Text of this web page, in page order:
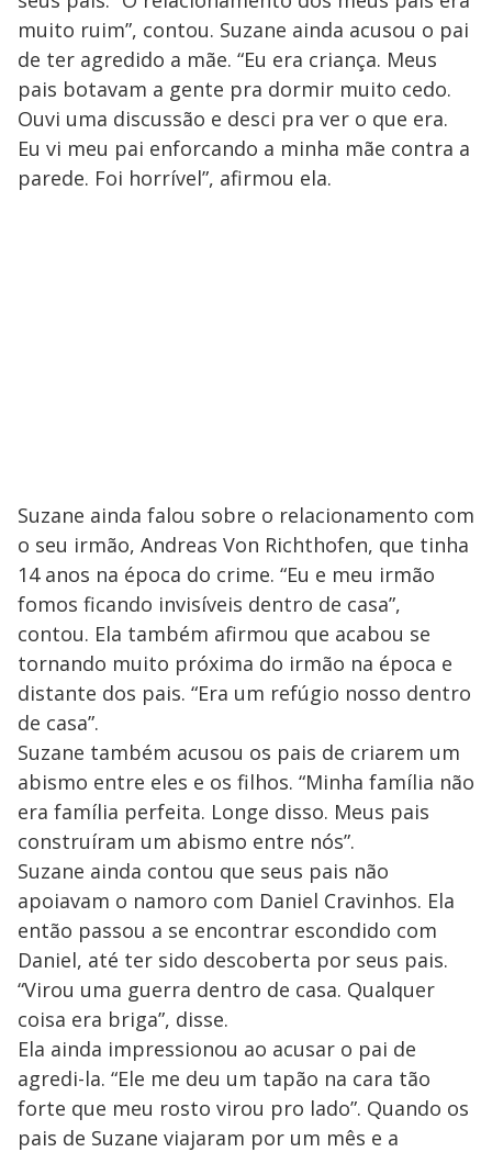
muito ruim”, contou. Suzane ainda acusou o pai
de ter agredido a mãe. “Eu era criança. Meus
pais botavam a gente pra dormir muito cedo.
Ouvi uma discussão e desci pra ver o que era.
Eu vi meu pai enforcando a minha mãe contra a
parede. Foi horrível”, afirmou ela.
Suzane ainda falou sobre o relacionamento com
o seu irmão, Andreas Von Richthofen, que tinha
14 anos na época do crime. “Eu e meu irmão
fomos ficando invisíveis dentro de casa”,
contou. Ela também afirmou que acabou se
tornando muito próxima do irmão na época e
distante dos pais. “Era um refúgio nosso dentro
de casa”.
Suzane também acusou os pais de criarem um
abismo entre eles e os filhos. “Minha família não
era família perfeita. Longe disso. Meus pais
construíram um abismo entre nós”.
Suzane ainda contou que seus pais não
apoiavam o namoro com Daniel Cravinhos. Ela
então passou a se encontrar escondido com
Daniel, até ter sido descoberta por seus pais.
“Virou uma guerra dentro de casa. Qualquer
coisa era briga”, disse.
Ela ainda impressionou ao acusar o pai de
agredi-la. “Ele me deu um tapão na cara tão
forte que meu rosto virou pro lado”. Quando os
pais de Suzane viajaram por um mês e a